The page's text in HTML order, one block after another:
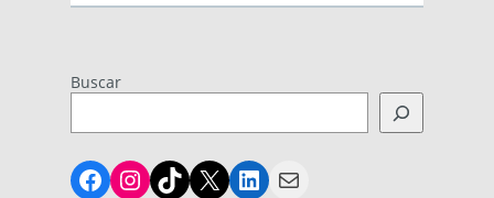
Buscar
Facebook
Instagram
TikTok
X LinkedIn
Mail